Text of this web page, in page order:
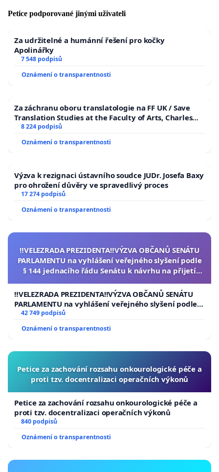
Petice podporované jinými uživateli
Za udržitelné a humánní řešení pro kočky
Apolinářky
7 548 podpisů
Oznámení o transparentnosti
Za záchranu oboru translatologie na FF UK / Save
Translation Studies at the Faculty of Arts, Charles
University
8 224 podpisů
Oznámení o transparentnosti
Výzva k rezignaci ústavního soudce JUDr. Josefa Baxy
pro ohrožení důvěry ve spravedlivý proces
17 274 podpisů
Oznámení o transparentnosti
‼️VELEZRADA PREZIDENTA‼️VÝZVA OBČANŮ SENÁTU
PARLAMENTU na vyhlášení veřejného slyšení podle
§ 144 jednacího řádu Senátu k návrhu na přijetí
republiky
‼️VELEZRADA PREZIDENTA‼️VÝZVA OBČANŮ SENÁTU
PARLAMENTU na vyhlášení veřejného slyšení podle §
144 jednacího řádu Senátu k návrhu na přijetí
usnesení k podání ústavní žaloby na prezidenta
republiky
42 749 podpisů
Oznámení o transparentnosti
Petice za zachování rozsahu onkourologické péče a
proti tzv. docentralizaci operačních výkonů
Petice za zachování rozsahu onkourologické péče a
proti tzv. docentralizaci operačních výkonů
840 podpisů
Oznámení o transparentnosti